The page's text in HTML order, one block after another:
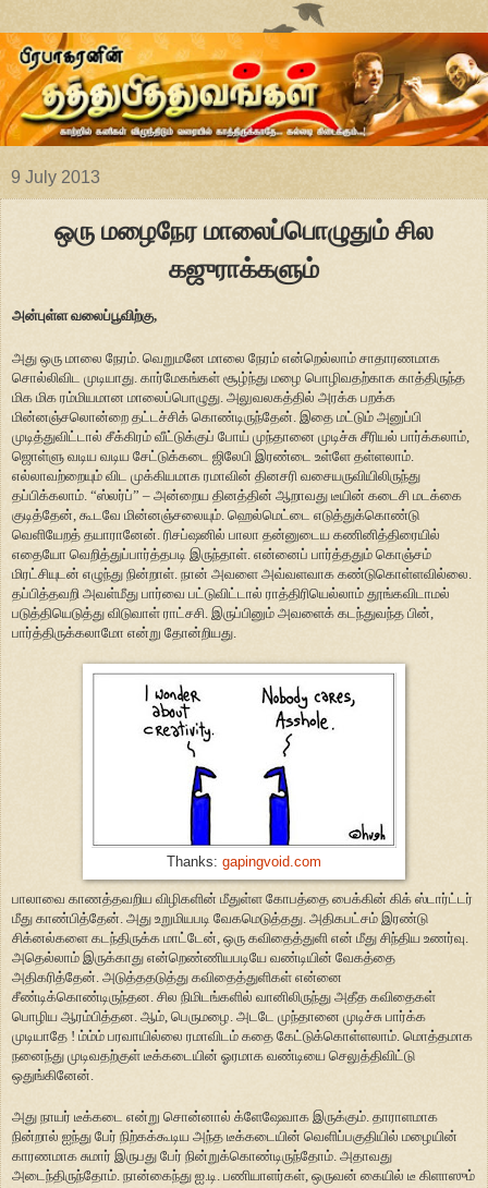
9 July 2013
ஒரு மழைநேர மாலைப்பொழுதும் சில
கஜுராக்களும்
அன்புள்ள வலைப்பூவிற்கு,
அது ஒரு மாலை நேரம். வெறுமனே மாலை நேரம் என்றெல்லாம் சாதாரணமாக
சொல்லிவிட முடியாது. கார்மேகங்கள் சூழ்ந்து மழை பொழிவதற்காக காத்திருந்த
மிக மிக ரம்மியமான மாலைப்பொழுது. அலுவலகத்தில் அரக்க பறக்க
மின்னஞ்சலொன்றை தட்டச்சிக் கொண்டிருந்தேன். இதை மட்டும் அனுப்பி
முடித்துவிட்டால் சீக்கிரம் வீட்டுக்குப் போய் முந்தானை முடிச்சு சீரியல் பார்க்கலாம்,
ஜொள்ளு வடிய வடிய சேட்டுக்கடை ஜிலேபி இரண்டை உள்ளே தள்ளலாம்.
எல்லாவற்றையும் விட முக்கியமாக ரமாவின் தினசரி வசையருவியிலிருந்து
தப்பிக்கலாம். “ஸ்லர்ப்” – அன்றைய தினத்தின் ஆறாவது டீயின் கடைசி மடக்கை
குடித்தேன், கூடவே மின்னஞ்சலையும். ஹெல்மெட்டை எடுத்துக்கொண்டு
வெளியேறத் தயாரானேன். ரிசப்ஷனில் பாலா தன்னுடைய கணினித்திரையில்
எதையோ வெறித்துப்பார்த்தபடி இருந்தாள். என்னைப் பார்த்ததும் கொஞ்சம்
மிரட்சியுடன் எழுந்து நின்றாள். நான் அவளை அவ்வளவாக கண்டுகொள்ளவில்லை.
தப்பித்தவறி அவள்மீது பார்வை பட்டுவிட்டால் ராத்திரியெல்லாம் தூங்கவிடாமல்
படுத்தியெடுத்து விடுவாள் ராட்சசி. இருப்பினும் அவளைக் கடந்துவந்த பின்,
பார்த்திருக்கலாமோ என்று தோன்றியது.
Thanks: gapingvoid.com
பாலாவை காணத்தவறிய விழிகளின் மீதுள்ள கோபத்தை பைக்கின் கிக் ஸ்டார்ட்டர்
மீது காண்பித்தேன். அது உறுமியபடி வேகமெடுத்தது. அதிகபட்சம் இரண்டு
சிக்னல்களை கடந்திருக்க மாட்டேன், ஒரு கவிதைத்துளி என் மீது சிந்திய உணர்வு.
அதெல்லாம் இருக்காது என்றெண்ணியபடியே வண்டியின் வேகத்தை
அதிகரித்தேன். அடுத்ததடுத்து கவிதைத்துளிகள் என்னை
சீண்டிக்கொண்டிருந்தன. சில நிமிடங்களில் வானிலிருந்து அதீத கவிதைகள்
பொழிய ஆரம்பித்தன. ஆம், பெருமழை. அடடே முந்தானை முடிச்சு பார்க்க
முடியாதே ! ம்ம்ம் பரவாயில்லை ரமாவிடம் கதை கேட்டுக்கொள்ளலாம். மொத்தமாக
நனைந்து முடிவதற்குள் டீக்கடையின் ஓரமாக வண்டியை செலுத்திவிட்டு
ஒதுங்கினேன்.
அது நாயர் டீக்கடை என்று சொன்னால் க்ளேஷேவாக இருக்கும். தாராளமாக
நின்றால் ஐந்து பேர் நிற்கக்கூடிய அந்த டீக்கடையின் வெளிப்பகுதியில் மழையின்
காரணமாக சுமார் இருபது பேர் நின்றுக்கொண்டிருந்தோம். அதாவது
அடைந்திருந்தோம். நான்கைந்து ஐ.டி. பணியாளர்கள், ஒருவன் கையில் டீ கிளாஸும்